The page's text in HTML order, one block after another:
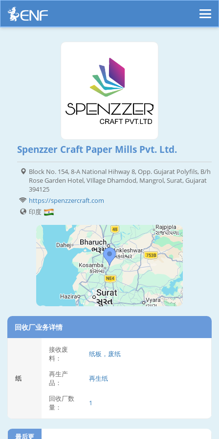
Spenzzer Craft Paper Mills Pvt. Ltd.
Block No. 154, 8-A National Hihway 8, Opp. Gujarat Polyfils, B/h
Rose Garden Hotel, VIllage Dhamdod, Mangrol, Surat, Gujarat
394125
https://spenzzercraft.com
印度
回收厂业务详情
纸
接收废
料：
纸板，废纸
再生产
品：
再生纸
回收厂数
量：
1
最后更